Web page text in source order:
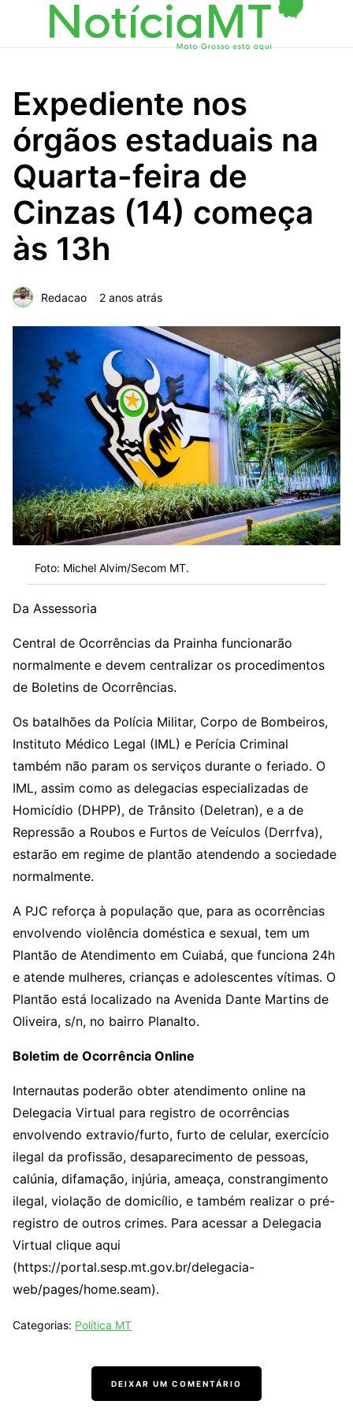
Expediente nos
órgãos estaduais na
Quarta-feira de
Cinzas (14) começa
às 13h
Redacao 2 anos atrás
Foto: Michel Alvim/Secom MT.
Da Assessoria
Central de Ocorrências da Prainha funcionarão
normalmente e devem centralizar os procedimentos
de Boletins de Ocorrências.
Os batalhões da Polícia Militar, Corpo de Bombeiros,
Instituto Médico Legal (IML) e Perícia Criminal
também não param os serviços durante o feriado. O
IML, assim como as delegacias especializadas de
Homicídio (DHPP), de Trânsito (Deletran), e a de
Repressão a Roubos e Furtos de Veículos (Derrfva),
estarão em regime de plantão atendendo a sociedade
normalmente.
A PJC reforça à população que, para as ocorrências
envolvendo violência doméstica e sexual, tem um
Plantão de Atendimento em Cuiabá, que funciona 24h
e atende mulheres, crianças e adolescentes vítimas. O
Plantão está localizado na Avenida Dante Martins de
Oliveira, s/n, no bairro Planalto.
Boletim de Ocorrência Online
Internautas poderão obter atendimento online na
Delegacia Virtual para registro de ocorrências
envolvendo extravio/furto, furto de celular, exercício
ilegal da profissão, desaparecimento de pessoas,
calúnia, difamação, injúria, ameaça, constrangimento
ilegal, violação de domicílio, e também realizar o pré-
registro de outros crimes. Para acessar a Delegacia
Virtual clique aqui
(https://portal.sesp.mt.gov.br/delegacia-
web/pages/home.seam).
Categorias: Política MT
DEIXAR UM COMENTÁRIO